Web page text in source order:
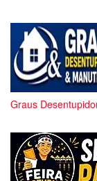
Graus